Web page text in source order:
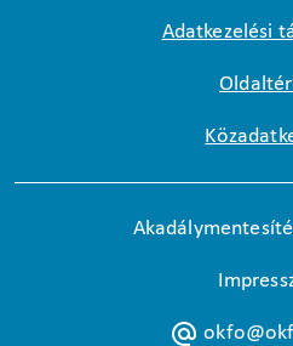
Adatkezelési